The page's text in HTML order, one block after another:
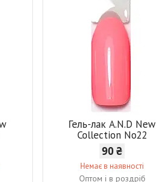
Гель-лак A.N.D New
Collection No22
90 ₴
Немає в наявності
Оптом і в роздріб